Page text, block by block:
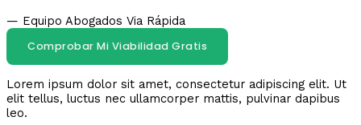
— Equipo Abogados Via Rápida
Comprobar Mi Viabilidad Gratis
Lorem ipsum dolor sit amet, consectetur adipiscing elit. Ut
elit tellus, luctus nec ullamcorper mattis, pulvinar dapibus
leo.